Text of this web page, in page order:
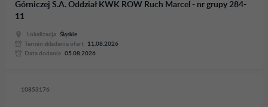
Górniczej S.A. Oddział KWK ROW Ruch Marcel - nr grupy 284-
11
Lokalizacja
Śląskie
Termin skladania ofert
11.08.2026
Data dodania
05.08.2026
10853176